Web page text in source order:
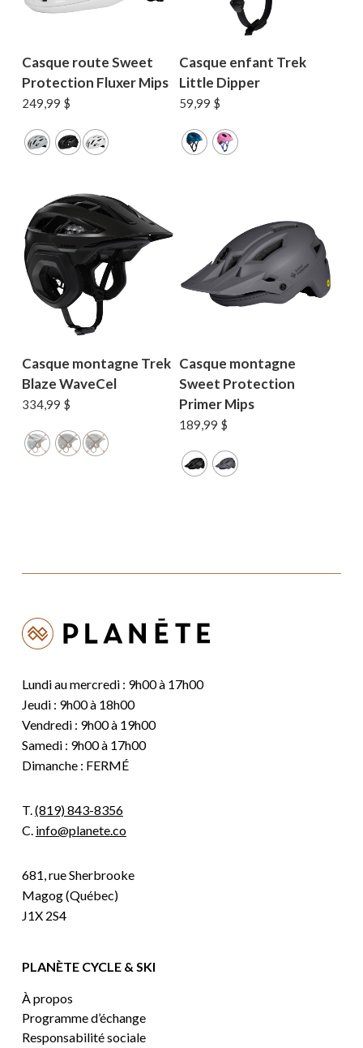
Casque route Sweet
Protection Fluxer Mips
249,99 $
Casque enfant Trek
Little Dipper
59,99 $
Casque montagne Trek
Blaze WaveCel
334,99 $
Casque montagne
Sweet Protection
Primer Mips
189,99 $
Lundi au mercredi : 9h00 à 17h00
Jeudi : 9h00 à 18h00
Vendredi : 9h00 à 19h00
Samedi : 9h00 à 17h00
Dimanche : FERMÉ
T.(819) 843-8356
C. info@planete.co
681, rue Sherbrooke
Magog (Québec)
J1X 2S4
PLANÈTE CYCLE & SKI
À propos
Programme d’échange
Responsabilité sociale